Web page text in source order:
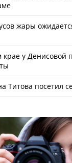
жары
крае у
Титова посетил